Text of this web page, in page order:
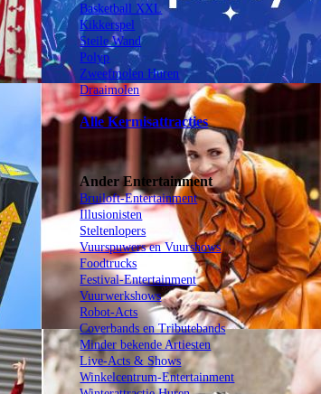
Basketball XXL
Kikkerspel
Steile Wand
Polyp
Zweefmolen Huren
Draaimolen
Alle Kermisattracties
Ander Entertainment
Bruiloft-Entertainment
Illusionisten
Steltenlopers
Vuurspuwers en Vuurshows
Foodtrucks
Festival-Entertainment
Vuurwerkshows
Robot-Acts
Coverbands en Tributebands
Minder bekende Artiesten
Live-Acts & Shows
Winkelcentrum-Entertainment